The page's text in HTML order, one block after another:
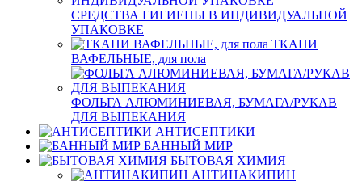
СРЕДСТВА ГИГИЕНЫ В ИНДИВИДУАЛЬНОЙ
УПАКОВКЕ
ТКАНИ
ВАФЕЛЬНЫЕ, для пола
ФОЛЬГА АЛЮМИНИЕВАЯ, БУМАГА/РУКАВ
ДЛЯ ВЫПЕКАНИЯ
АНТИСЕПТИКИ
БАННЫЙ МИР
БЫТОВАЯ ХИМИЯ
АНТИНАКИПИН